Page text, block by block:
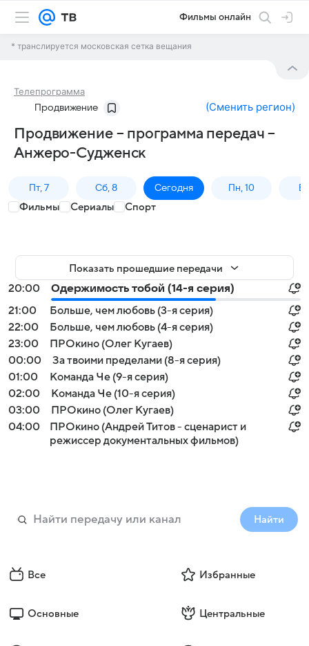
Фильмы онлайн
* транслируется московская сетка вещания
Телепрограмма
Продвижение (Сменить регион)
Продвижение – программа передач –
Анжеро-Судженск
Пт, 7 Сб, 8 Сегодня Пн, 10
Фильмы Сериалы Спорт
Показать прошедшие передачи
20:00
Одержимость тобой (14-я серия)
21:00
Больше, чем любовь (3-я серия)
22:00
Больше, чем любовь (4-я серия)
23:00
ПРОкино (Олег Кугаев)
00:00
За твоими пределами (8-я серия)
01:00
Команда Че (9-я серия)
02:00
Команда Че (10-я серия)
03:00
ПРОкино (Олег Кугаев)
04:00
ПРОкино (Андрей Титов - сценарист и
режиссер документальных фильмов)
Найти
Все Избранные
Основные Центральные